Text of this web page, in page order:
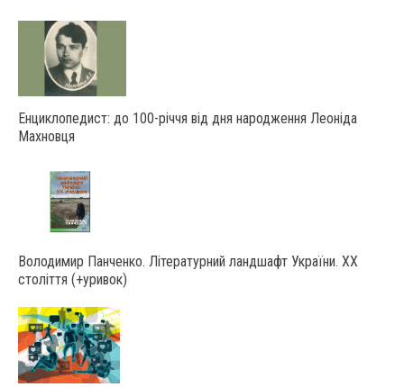
Енциклопедист: до 100-річчя від дня народження Леоніда
Махновця
Володимир Панченко. Літературний ландшафт України. ХХ
століття (+уривок)